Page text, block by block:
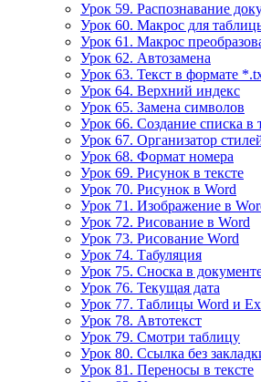
Урок 59. Распознавание
Урок 60. Макрос для
Урок 61. Макрос
Урок 62. Автозамена
Урок 63. Текст в формате
Урок 64. Верхний индекс
Урок 65. Замена символов
Урок 66. Создание списка в
Урок 67. Организатор
Урок 68. Формат номера
Урок 69. Рисунок в тексте
Урок 70. Рисунок в Word
Урок 71. Изображение в
Урок 72. Рисование в Word
Урок 73. Рисование Word
Урок 74. Табуляция
Урок 75. Сноска в
Урок 76. Текущая дата
Урок 77. Таблицы Word и
Урок 78. Автотекст
Урок 79. Смотри таблицу
Урок 80. Ссылка без
Урок 81. Переносы в тексте